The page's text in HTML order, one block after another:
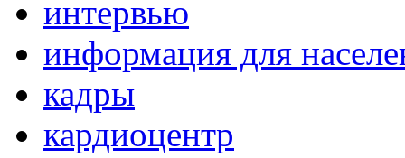
интервью
информация для
кадры
кардиоцентр